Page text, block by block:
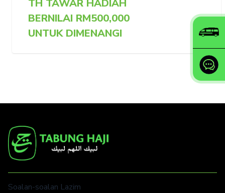
TH TAWAR HADIAH
BERNILAI RM500,000
UNTUK DIMENANGI
Soalan-soalan Lazim